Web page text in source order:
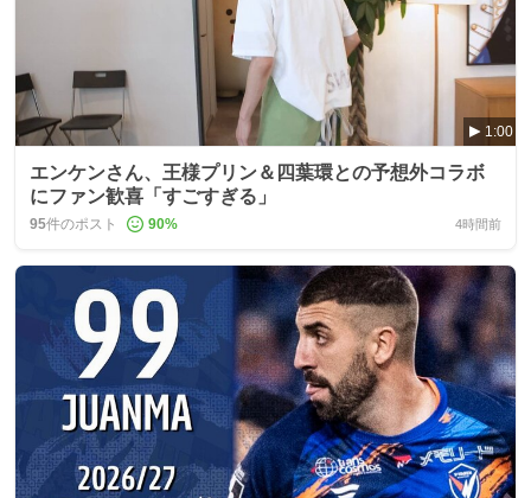
1:00
エンケンさん、王様プリン＆四葉環との予想外コラボ
にファン歓喜「すごすぎる」
95件のポスト 90% 4時間前